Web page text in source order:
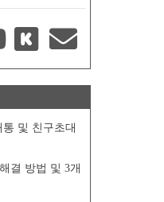
및 친구초대
결 방법 및 3개